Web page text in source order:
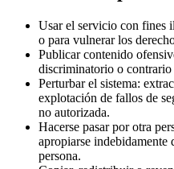
Usar el servicio con fines
o para vulnerar los
Publicar contenido
discriminatorio o contrario
Perturbar el sistema:
explotación de fallos de
no autorizada.
Hacerse pasar por otra
apropiarse indebidamente
persona.